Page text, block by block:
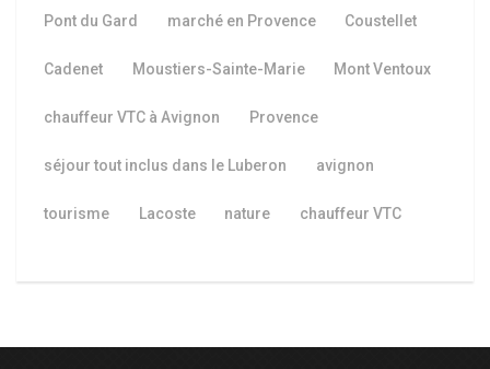
Pont du Gard marché en Provence Coustellet
Cadenet Moustiers-Sainte-Marie Mont Ventoux
chauffeur VTC à Avignon Provence
séjour tout inclus dans le Luberon avignon
tourisme Lacoste nature chauffeur VTC